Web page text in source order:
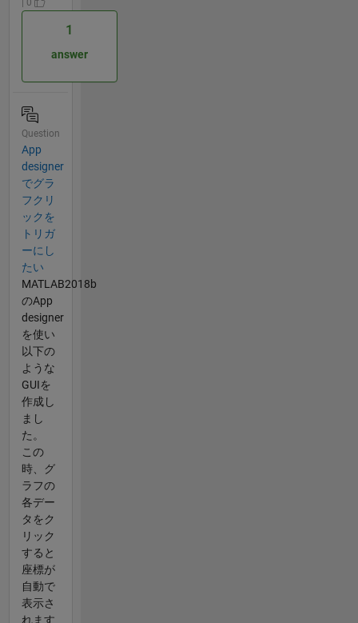
| 0
1
answer
Question
App
designer
でグラ
フクリ
ックを
トリガ
ーにし
たい
MATLAB2018b
のApp
designer
を使い
以下の
ような
GUIを
作成し
まし
た。
この
時、グ
ラフの
各デー
タをク
リック
すると
座標が
自動で
表示さ
れます